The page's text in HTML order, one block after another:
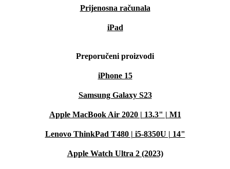
Prijenosna računala
iPad
Preporučeni proizvodi
iPhone 15
Samsung Galaxy S23
Apple MacBook Air 2020 | 13.3" | M1
Lenovo ThinkPad T480 | i5-8350U | 14"
Apple Watch Ultra 2 (2023)